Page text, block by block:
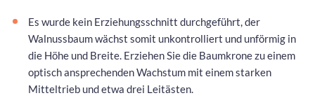
Es wurde kein Erziehungsschnitt durchgeführt, der
Walnussbaum wächst somit unkontrolliert und unförmig in
die Höhe und Breite. Erziehen Sie die Baumkrone zu einem
optisch ansprechenden Wachstum mit einem starken
Mitteltrieb und etwa drei Leitästen.